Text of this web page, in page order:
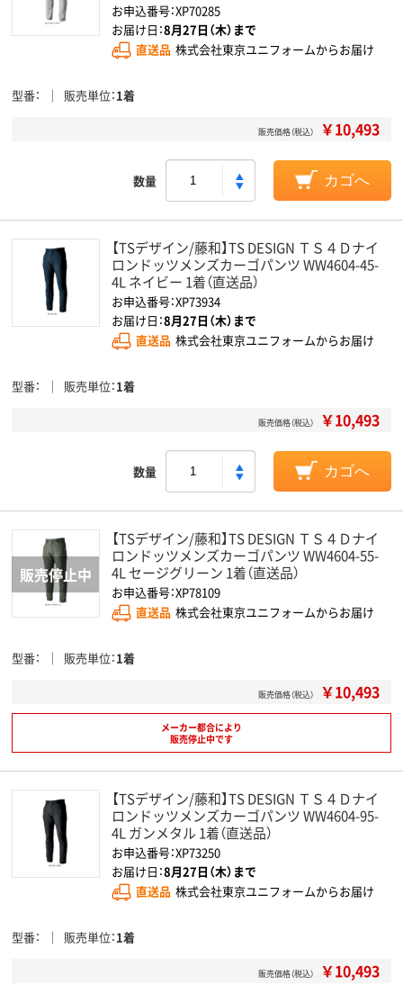
お申込番号：XP70285
お届け日：8月27日（木）まで
直送品 株式会社東京ユニフォームからお届け
型番 販売単位 1着
販売価格（税込） ￥10,493
数量 カゴへ
【TSデザイン/藤和】TS DESIGN ＴＳ４Ｄナイ
ロンドッツメンズカーゴパンツ WW4604-45-
4L ネイビー 1着（直送品）
お申込番号：XP73934
お届け日：8月27日（木）まで
直送品 株式会社東京ユニフォームからお届け
型番 販売単位 1着
販売価格（税込） ￥10,493
数量 カゴへ
【TSデザイン/藤和】TS DESIGN ＴＳ４Ｄナイ
ロンドッツメンズカーゴパンツ WW4604-55-
4L セージグリーン 1着（直送品）
お申込番号：XP78109
直送品 株式会社東京ユニフォームからお届け
型番 販売単位 1着
販売価格（税込） ￥10,493
メーカー都合により
販売停止中です
【TSデザイン/藤和】TS DESIGN ＴＳ４Ｄナイ
ロンドッツメンズカーゴパンツ WW4604-95-
4L ガンメタル 1着（直送品）
お申込番号：XP73250
お届け日：8月27日（木）まで
直送品 株式会社東京ユニフォームからお届け
型番 販売単位 1着
販売価格（税込） ￥10,493